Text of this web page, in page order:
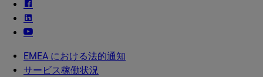
EMEA における法的通知
サービス稼働状況